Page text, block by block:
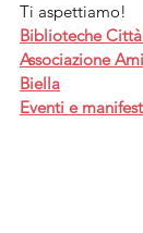
Ti aspettiamo!
Biblioteche
Associazione
Biella
Eventi e